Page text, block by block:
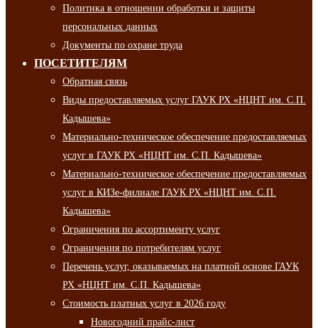
Политика в отношении обработки и защиты
персональных данных
Документы по охране труда
ПОСЕТИТЕЛЯМ
Обратная связь
Виды предоставляемых услуг ГАУК РХ «НЦНТ им. С.П.
Кадышева»
Материально-техническое обеспечение предоставляемых
услуг в ГАУК РХ «НЦНТ им. С.П. Кадышева»
Материально-техническое обеспечение предоставляемых
услуг в КИЗе-филиале ГАУК РХ «НЦНТ им. С.П.
Кадышева»
Ограничения по ассортименту услуг
Ограничения по потребителям услуг
Перечень услуг, оказываемых на платной основе ГАУК
РХ «НЦНТ им. С.П. Кадышева»
Стоимость платных услуг в 2026 году
Новогодний прайс-лист